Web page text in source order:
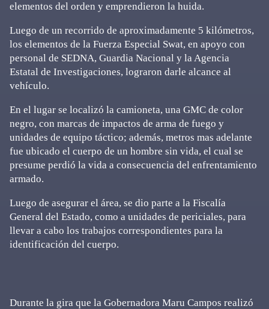
elementos del orden y emprendieron la huida.
Luego de un recorrido de aproximadamente 5 kilómetros,
los elementos de la Fuerza Especial Swat, en apoyo con
personal de SEDNA, Guardia Nacional y la Agencia
Estatal de Investigaciones, lograron darle alcance al
vehículo.
En el lugar se localizó la camioneta, una GMC de color
negro, con marcas de impactos de arma de fuego y
unidades de equipo táctico; además, metros mas adelante
fue ubicado el cuerpo de un hombre sin vida, el cual se
presume perdió la vida a consecuencia del enfrentamiento
armado.
Luego de asegurar el área, se dio parte a la Fiscalía
General del Estado, como a unidades de periciales, para
llevar a cabo los trabajos correspondientes para la
identificación del cuerpo.
Durante la gira que la Gobernadora Maru Campos realizó